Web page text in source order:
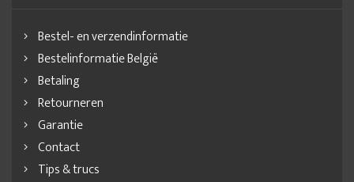
Bestel- en verzendinformatie
Bestelinformatie België
Betaling
Retourneren
Garantie
Contact
Tips & trucs